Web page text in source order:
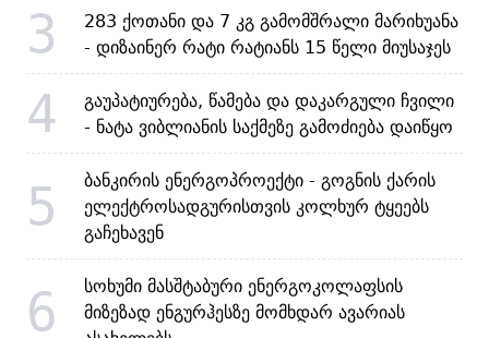
3
283 ქოთანი და 7 კგ გამომშრალი მარიხუანა
- დიზაინერ რატი რატიანს 15 წელი მიუსაჯეს
4
გაუპატიურება, წამება და დაკარგული ჩვილი
- ნატა ვიბლიანის საქმეზე გამოძიება დაიწყო
5
ბანკირის ენერგოპროექტი - გოგნის ქარის
ელექტროსადგურისთვის კოლხურ ტყეებს
გაჩეხავენ
6
სოხუმი მასშტაბური ენერგოკოლაფსის
მიზეზად ენგურჰესზე მომხდარ ავარიას